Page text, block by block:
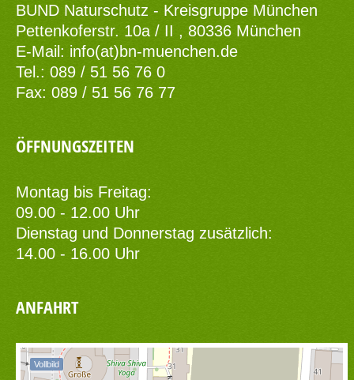
BUND Naturschutz - Kreisgruppe München
Pettenkoferstr. 10a / II , 80336 München
E-Mail: info(at)bn-muenchen.de
Tel.: 089 / 51 56 76 0
Fax: 089 / 51 56 76 77
ÖFFNUNGSZEITEN
Montag bis Freitag:
09.00 - 12.00 Uhr
Dienstag und Donnerstag zusätzlich:
14.00 - 16.00 Uhr
ANFAHRT
Vollbild